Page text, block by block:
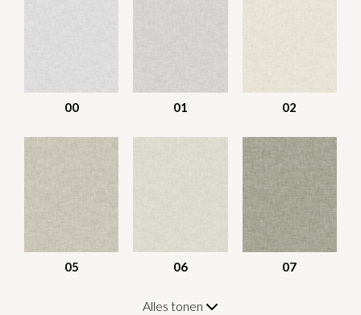
00 01 02
05 06 07
Alles tonen